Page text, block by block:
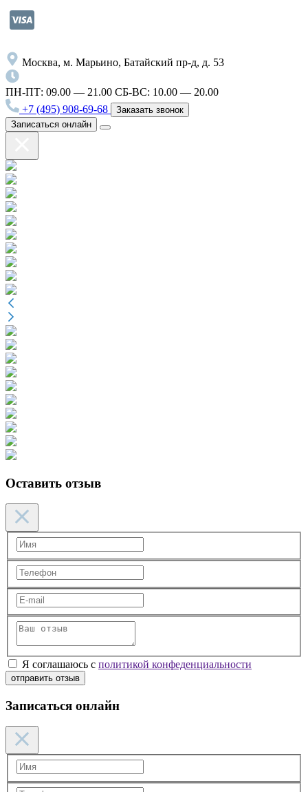
Москва, м. Марьино, Батайский пр-д, д. 53
ПН-ПТ: 09.00 — 21.00 СБ-ВС: 10.00 — 20.00
+7 (495) 908-69-68
Заказать звонок
Записаться онлайн
Оставить отзыв
Я соглашаюсь с политикой конфеденциальности
отправить отзыв
Записаться онлайн